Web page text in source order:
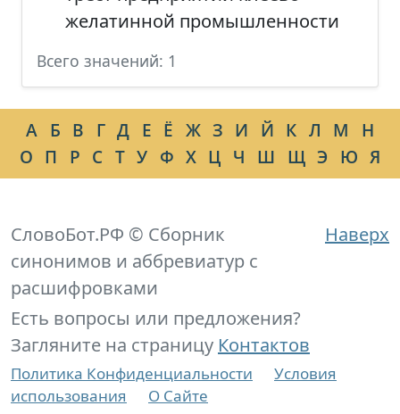
желатинной промышленности
Всего значений: 1
А Б В Г Д Е Ё Ж З И Й К Л М
Н
О П Р С Т У Ф Х Ц Ч Ш Щ Э Ю Я
Наверх
СловоБот.РФ © Сборник
синонимов и аббревиатур с
расшифровками
Есть вопросы или предложения?
Загляните на страницу Контактов
Политика Конфиденциальности
Условия
использования
О Сайте